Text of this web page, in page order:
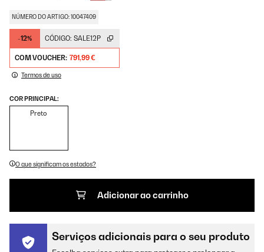
NÚMERO DO ARTIGO: 10047409
-12% CÓDIGO: SALE12P
COM VOUCHER: 791,99 €
Termos de uso
COR PRINCIPAL:
Preto
O que significam os estados?
Adicionar ao carrinho
Serviços adicionais para o seu produto